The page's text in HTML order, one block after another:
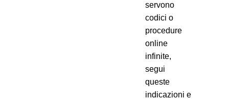
servono
codici o
procedure
online
infinite,
segui
queste
indicazioni e